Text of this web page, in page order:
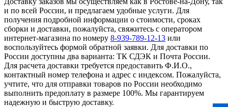
и по всей России, и предлагаем удобные услуги. Для
получения подробной информации о стоимости, сроках
сборки и доставки, пожалуйста, свяжитесь с оператором
интернет-магазина по номеру 8-939-789-12-13 или
воспользуйтесь формой обратной заявки. Для доставки по
России доступны два варианта: ТК СДЭК и Почта России.
Для расчета доставки требуется предоставить Ф.И.О.,
контактный номер телефона и адрес с индексом. Пожалуйста,
учтите, что для отправки товаров по России необходимо
выполнить предоплату в размере 100%. Мы гарантируем
надежную и быструю доставку.